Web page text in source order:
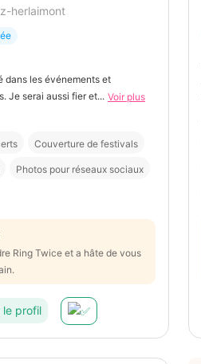
herlaimont
dans les événements et
Je serai aussi fier et... Voir plus
Couverture de festivals
Photos pour réseaux sociaux
Ring Twice et a hâte de vous
le profil